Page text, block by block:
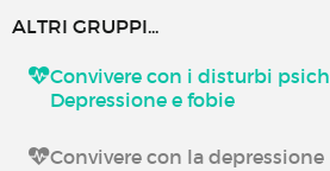
ALTRI GRUPPI...
Convivere con i disturbi
Depressione e fobie
Convivere con la depressione